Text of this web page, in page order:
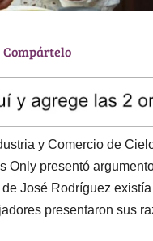
TCompártelo
y Comercio de
Only presentó
José Rodríguez
presentaron sus